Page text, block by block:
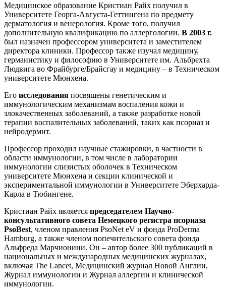
Медицинское образование Кристиан Райх получил в
Университете Георга-Августа-Геттингена по предмету
дерматология и венерология. Кроме того, получил
дополнительную квалификацию по аллергологии. В 2003 г.
был назначен профессором университета и заместителем
директора клиники. Профессор также изучал медицину,
германистику и философию в Университете им. Альбрехта
Людвига во Фрайбурге/Брайсгау и медицину – в Техническом
университете Мюнхена.
Его исследования посвящены генетическим и
иммунологическим механизмам воспаления кожи и
злокачественных заболеваний, а также разработке новой
терапии воспалительных заболеваний, таких как псориаз и
нейродермит.
Профессор проходил научные стажировки, в частности в
области иммунологии, в том числе в лаборатории
иммунологии слизистых оболочек в Техническом
университете Мюнхена и секции клинической и
экспериментальной иммунологии в Университете Эберхарда-
Карла в Тюбингене.
Кристиан Райх является председателем Научно-
консультативного совета Немецкого регистра псориаза
PsoBest, членом правления PsoNet eV и фонда ProDerma
Hamburg, а также членом попечительского совета фонда
Альфреда Марчионини. Он – автор более 300 публикаций в
национальных и международных медицинских журналах,
включая The Lancet, Медицинский журнал Новой Англии,
Журнал иммунологии и Журнал аллергии и клинической
иммунологии.